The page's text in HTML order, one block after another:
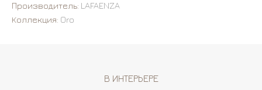
Производитель: LAFAENZA
Коллекция: Oro
В ИНТЕРЬЕРЕ